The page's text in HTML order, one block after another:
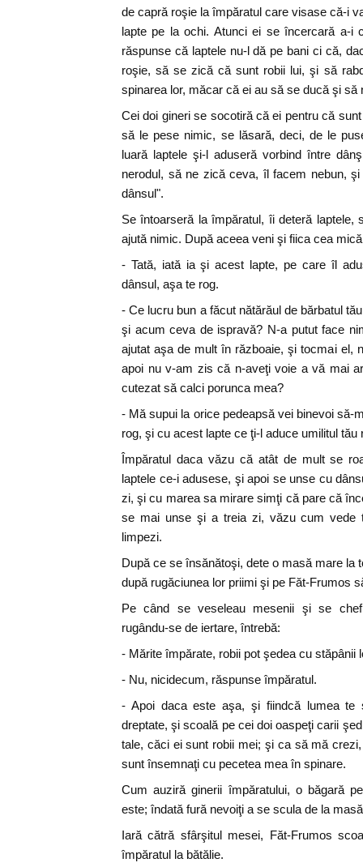
de capră roşie la împăratul care visase că-i
lapte pe la ochi. Atunci ei se încercară a-i
răspunse că laptele nu-l dă pe bani ci că,
roşie, să se zică că sunt robii lui, şi să
spinarea lor, măcar că ei au să se ducă şi să
Cei doi gineri se socotiră că ei pentru că
să le pese nimic, se lăsară, deci, de le
luară laptele şi-l aduseră vorbind între
nerodul, să ne zică ceva, îl facem nebun,
dânsul".
Se întoarseră la împăratul, îi deteră laptele,
ajută nimic. După aceea veni şi fiica cea
- Tată, iată ia şi acest lapte, pe care îl
dânsul, aşa te rog.
- Ce lucru bun a făcut nătărăul de bărbatul
şi acum ceva de ispravă? N-a putut face
ajutat aşa de mult în războaie, şi tocmai el,
apoi nu v-am zis că n-aveţi voie a vă mai
cutezat să calci porunca mea?
- Mă supui la orice pedeapsă vei binevoi să-
rog, şi cu acest lapte ce ţi-l aduce umilitul tău
Împăratul daca văzu că atât de mult se
laptele ce-i adusese, şi apoi se unse cu
zi, şi cu marea sa mirare simţi că pare că
se mai unse şi a treia zi, văzu cum vede
limpezi.
După ce se însănătoşi, dete o masă mare la
după rugăciunea lor priimi şi pe Făt-Frumos
Pe când se veseleau mesenii şi se
rugându-se de iertare, întrebă:
- Mărite împărate, robii pot şedea cu stăpânii
- Nu, nicidecum, răspunse împăratul.
- Apoi daca este aşa, şi fiindcă lumea
dreptate, şi scoală pe cei doi oaspeţi carii
tale, căci ei sunt robii mei; şi ca să mă
sunt însemnaţi cu pecetea mea în spinare.
Cum auziră ginerii împăratului, o băgară
este; îndată fură nevoiţi a se scula de la
Iară cătră sfârşitul mesei, Făt-Frumos
împăratul la bătălie.